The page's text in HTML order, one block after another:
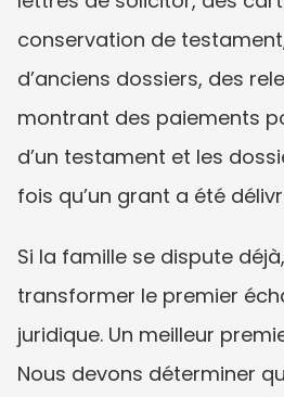
conservation de
d’anciens dossiers, des
montrant des paiements
d’un testament et les
fois qu’un grant a été
Si la famille se dispute
transformer le premier
juridique. Un meilleur
Nous devons déterminer